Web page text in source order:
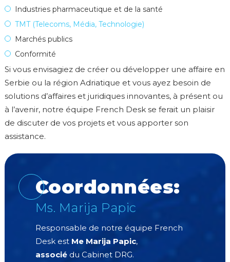
Industries pharmaceutique et de la santé
TMT (Telecoms, Média, Technologie)
Marchés publics
Conformité
Si vous envisagiez de créer ou développer une affaire en
Serbie ou la région Adriatique et vous ayez besoin de
solutions d’affaires et juridiques innovantes, à présent ou
à l’avenir, notre équipe French Desk se ferait un plaisir
de discuter de vos projets et vous apporter son
assistance.
Coordonnées:
Ms. Marija Papic
Responsable de notre équipe French
Desk est Me Marija Papic,
associé du Cabinet DRG.